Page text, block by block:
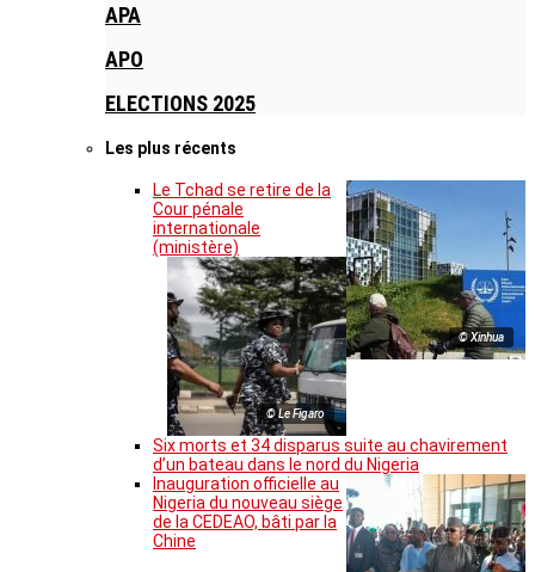
APA
APO
ELECTIONS 2025
Les plus récents
© Xinhua
Le Tchad se retire de la
Cour pénale
internationale
(ministère)
© Le Figaro
Six morts et 34 disparus suite au chavirement
d’un bateau dans le nord du Nigeria
Inauguration officielle au
Nigeria du nouveau siège
de la CEDEAO, bâti par la
Chine